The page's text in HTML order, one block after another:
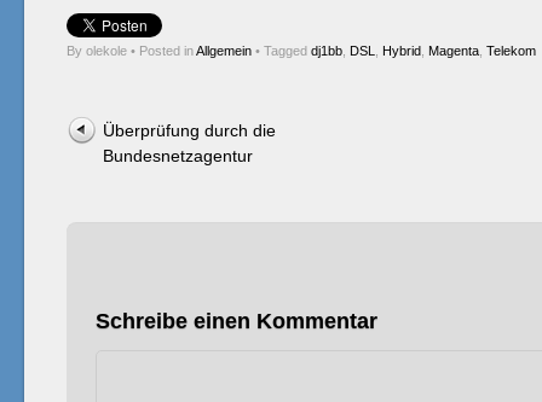
By olekole • Posted inAllgemein • Tagged dj1bb DSL Hybrid Magenta Telekom
Post navigation
Überprüfung durch die
Bundesnetzagentur
Schreibe einen Kommentar